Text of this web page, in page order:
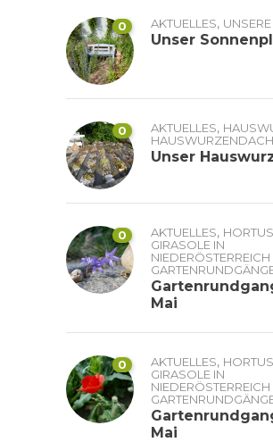
0 AKTUELLES,
Unser
0 AKTUELLES,
HAUSWURZENDACH
Unser
0 AKTUELLES, HORTUS
GIRASOLE IN
NIEDERÖSTERREICH
Mai
0 AKTUELLES, HORTUS
GIRASOLE IN
NIEDERÖSTERREICH
Mai